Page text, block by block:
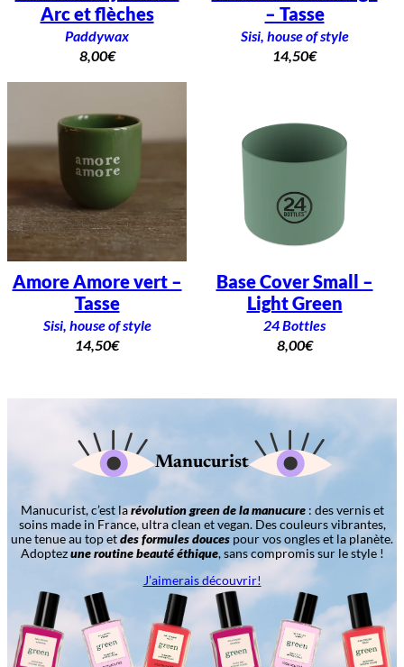
Arc et flèches
Paddywax
8,00€
– Tasse
Sisi, house of style
14,50€
Amore Amore vert –
Tasse
Sisi, house of style
14,50€
Base Cover Small –
Light Green
24 Bottles
8,00€
Manucurist
Manucurist, c’est larévolution green de la manucure: des vernis et
soins made in France, ultra clean et vegan. Des couleurs vibrantes,
une tenue au top etdes formules douces pour vos ongles et la planète.
Adoptezune routine beauté éthique, sans compromis sur le style !
J’aimerais découvrir!